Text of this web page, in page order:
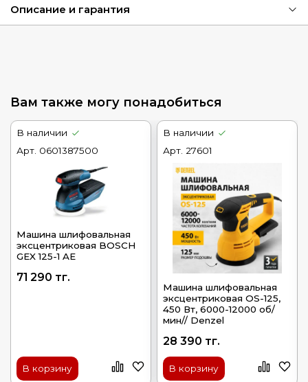
Описание и гарантия
Вам также могу понадобиться
В наличии
Арт. 0601387500
Машина шлифовальная
эксцентриковая BOSCH
GEX 125-1 AЕ
71 290 тг.
В корзину
В наличии
Арт. 27601
Машина шлифовальная
эксцентриковая OS-125,
450 Вт, 6000-12000 об/
мин// Denzel
28 390 тг.
В корзину